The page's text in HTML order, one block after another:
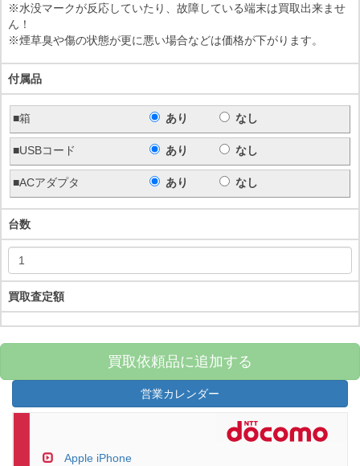
※水没マークが反応していたり、故障している端末は買取出来ませ
ん！
※煙草臭や傷の状態が更に悪い場合などは価格が下がります。
付属品
■箱 あり なし
■USBコード あり なし
■ACアダプタ あり なし
台数
買取査定額
買取依頼品に追加する
営業カレンダー
Apple iPhone